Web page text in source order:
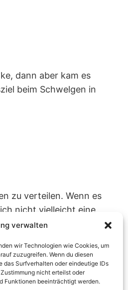
verwalten
wir Technologien wie Cookies, um
zuzugreifen. Wenn du diesen
Surfverhalten oder eindeutige IDs
nicht erteilst oder
Funktionen beeinträchtigt werden.
dann aber kam es
beim Schwelgen in
zu verteilen. Wenn es
nicht vielleicht eine